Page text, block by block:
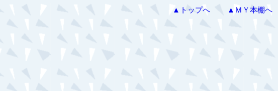
▲トップへ ▲ＭＹ本棚へ